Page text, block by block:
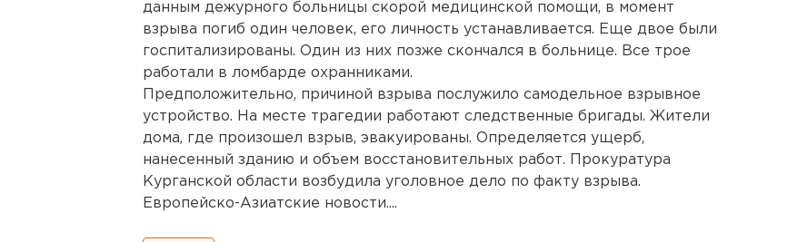
данным дежурного больницы скорой медицинской помощи, в момент
взрыва погиб один человек, его личность устанавливается. Еще двое были
госпитализированы. Один из них позже скончался в больнице. Все трое
работали в ломбарде охранниками.
Предположительно, причиной взрыва послужило самодельное взрывное
устройство. На месте трагедии работают следственные бригады. Жители
дома, где произошел взрыв, эвакуированы. Определяется ущерб,
нанесенный зданию и объем восстановительных работ. Прокуратура
Курганской области возбудила уголовное дело по факту взрыва.
Европейско-Азиатские новости....